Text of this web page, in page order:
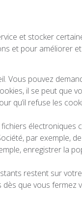
et stocker
et pour améliorer
Vous pouvez
il se peut que
qu’il refuse les
électroniques
par exemple,
enregistrer la
restent sur
que vous fermez